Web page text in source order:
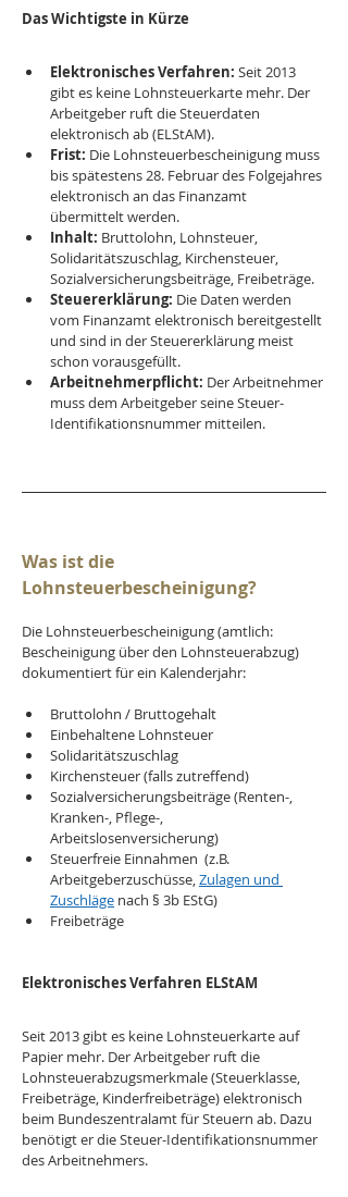
Das Wichtigste in Kürze
Elektronisches Verfahren: Seit 2013
gibt es keine Lohnsteuerkarte mehr. Der
Arbeitgeber ruft die Steuerdaten
elektronisch ab (ELStAM).
Frist: Die Lohnsteuerbescheinigung muss
bis spätestens 28. Februar des Folgejahres
elektronisch an das Finanzamt
übermittelt werden.
Inhalt: Bruttolohn, Lohnsteuer,
Solidaritätszuschlag, Kirchensteuer,
Sozialversicherungsbeiträge, Freibeträge.
Steuererklärung: Die Daten werden
vom Finanzamt elektronisch bereitgestellt
und sind in der Steuererklärung meist
schon vorausgefüllt.
Arbeitnehmerpflicht: Der Arbeitnehmer
muss dem Arbeitgeber seine Steuer-
Identifikationsnummer mitteilen.
Was ist die
Lohnsteuerbescheinigung?
Die Lohnsteuerbescheinigung (amtlich:
Bescheinigung über den Lohnsteuerabzug)
dokumentiert für ein Kalenderjahr:
Bruttolohn / Bruttogehalt
Einbehaltene Lohnsteuer
Solidaritätszuschlag
Kirchensteuer (falls zutreffend)
Sozialversicherungsbeiträge (Renten-,
Kranken-, Pflege-,
Arbeitslosenversicherung)
Steuerfreie Einnahmen  (z.B.
Arbeitgeberzuschüsse, Zulagen und
Zuschläge nach § 3b EStG)
Freibeträge
Elektronisches Verfahren ELStAM
Seit 2013 gibt es keine Lohnsteuerkarte auf
Papier mehr. Der Arbeitgeber ruft die
Lohnsteuerabzugsmerkmale (Steuerklasse,
Freibeträge, Kinderfreibeträge) elektronisch
beim Bundeszentralamt für Steuern ab. Dazu
benötigt er die Steuer-Identifikationsnummer
des Arbeitnehmers.